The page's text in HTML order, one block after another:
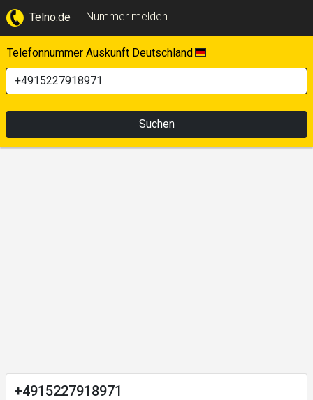
Telno.de Nummer melden
Telefonnummer Auskunft Deutschland
Suchen
+4915227918971